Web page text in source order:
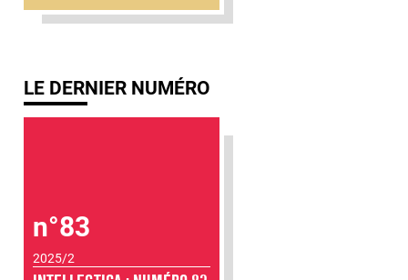
LE DERNIER NUMÉRO
n°83
2025/2